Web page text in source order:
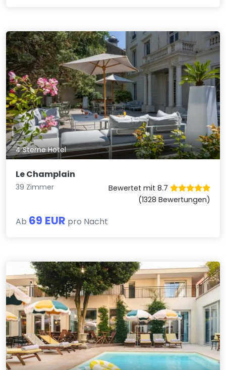
4 Sterne Hotel
Le Champlain
39 Zimmer
Bewertet mit 8.7
(1328 Bewertungen)
Ab 69 EUR pro Nacht